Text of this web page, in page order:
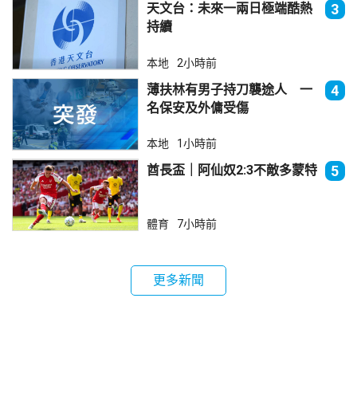
天文台：未來一兩日極端酷熱
持續
3
本地 2小時前
薄扶林有男子持刀襲途人 一
名保安及外傭受傷
4
本地 1小時前
酋長盃｜阿仙奴2:3不敵多蒙特 5
體育 7小時前
更多新聞